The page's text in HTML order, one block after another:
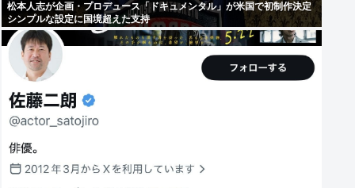
松本人志が企画・プロデュース「ドキュメンタル」が米国で初制作決定
シンプルな設定に国境超えた支持